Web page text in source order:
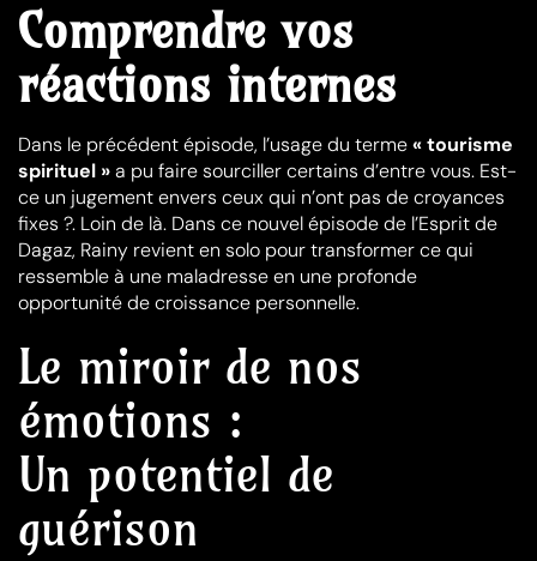
Comprendre vos
réactions internes
Dans le précédent épisode, l’usage du terme« tourisme
spirituel »a pu faire sourciller certains d’entre vous. Est-
ce un jugement envers ceux qui n’ont pas de croyances
fixes ?. Loin de là. Dans ce nouvel épisode de l’Esprit de
Dagaz, Rainy revient en solo pour transformer ce qui
ressemble à une maladresse en une profonde
opportunité de croissance personnelle.
Le miroir de nos
émotions :
Un potentiel de
guérison